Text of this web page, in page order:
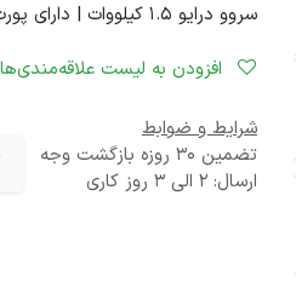
سروو درایو 1.5 کیلووات | دارای پورت مدباس و CANOPEN
شرایط و ضوابط
تضمین 30 روزه بازگشت وجه
ارسال: 2 الی 3 روز کاری